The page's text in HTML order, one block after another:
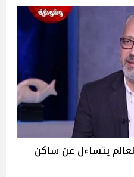
يتساءل عن ساكن